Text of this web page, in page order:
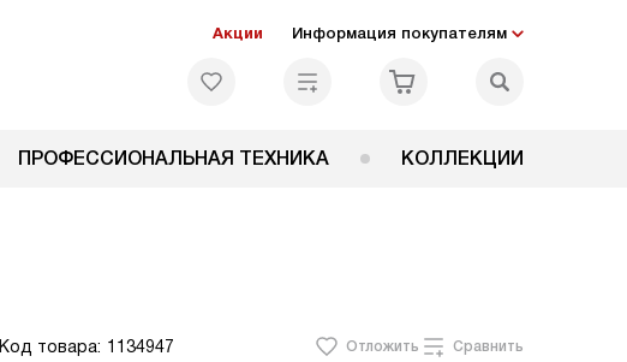
Акции Информация покупателям
ПРОФЕССИОНАЛЬНАЯ ТЕХНИКА КОЛЛЕКЦИИ
Код товара: 1134947 Отложить Сравнить